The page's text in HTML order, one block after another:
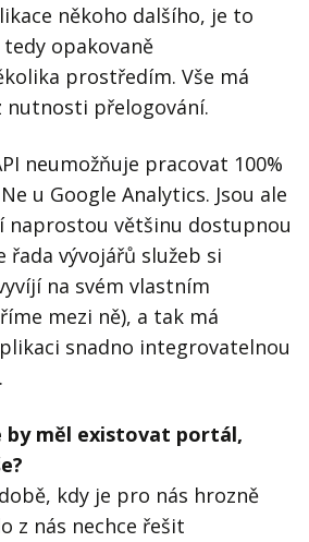
někoho dalšího, je to
opakovaně
prostředím. Vše má
nutnosti přelogování.
neumožňuje pracovat 100%
u Google Analytics. Jsou ale
naprostou většinu dostupnou
řada vývojářů služeb si
na svém vlastním
mezi ně), a tak má
snadno integrovatelnou
by měl existovat portál,
kdy je pro nás hrozně
z nás nechce řešit